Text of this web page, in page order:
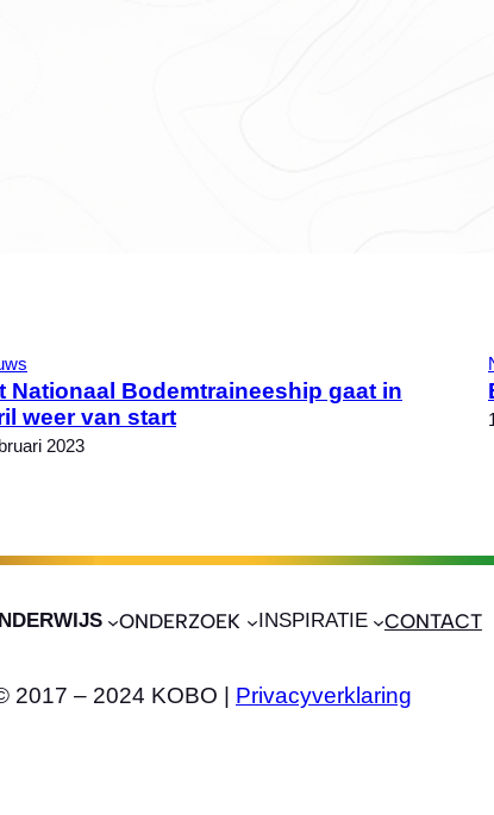
Nationaal Bodemtraineeship gaat in
weer van start
2023
ONDERZOEK INSPIRATIE CONTACT
2017 – 2024 KOBO | Privacyverklaring